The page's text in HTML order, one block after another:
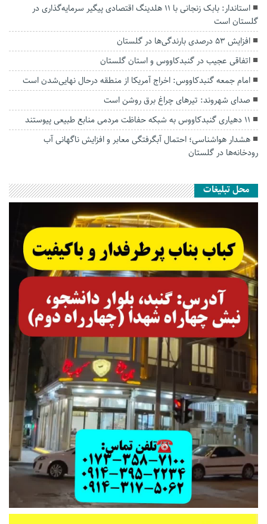
استاندار: بابک زنجانی با ۱۱ هلدینگ اقتصادی پیگیر سرمایه‌گذاری در
گلستان است
افزایش ۵۳ درصدی بارندگی‌ها در گلستان
اتفاقی عجیب در‌ گنبدکاووس و استان گلستان
امام جمعه گنبدکاووس: اخراج آمریکا از منطقه درحال نهایی‌شدن است
صدای شهروند: تیرهای چراغ برق روشن است
۱۱ دهیاری گنبدکاووس به شبکه حفاظت مردمی منابع طبیعی پیوستند
هشدار هواشناسی؛ احتمال آبگرفتگی معابر و افزایش ناگهانی آب
رودخانه‌ها در گلستان
محل تبلیغات